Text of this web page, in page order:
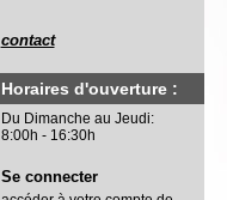
contact
Horaires d'ouverture :
Du Dimanche au Jeudi:
8:00h - 16:30h
Se connecter